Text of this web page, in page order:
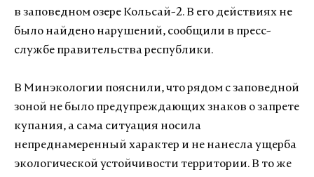
в заповедном озере Кольсай-2. В его действиях не
было найдено нарушений, сообщили в пресс-
службе правительства республики.
В Минэкологии пояснили, что рядом с заповедной
зоной не было предупреждающих знаков о запрете
купания, а сама ситуация носила
непреднамеренный характер и не нанесла ущерба
экологической устойчивости территории. В то же